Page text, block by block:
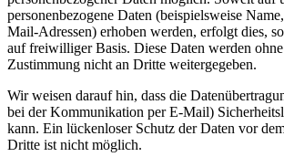
personenbezogene Daten (beispielsweise
Mail-Adressen) erhoben werden, erfolgt dies,
auf freiwilliger Basis. Diese Daten werden
Zustimmung nicht an Dritte weitergegeben.
Wir weisen darauf hin, dass die
bei der Kommunikation per E-Mail)
kann. Ein lückenloser Schutz der Daten vor
Dritte ist nicht möglich.